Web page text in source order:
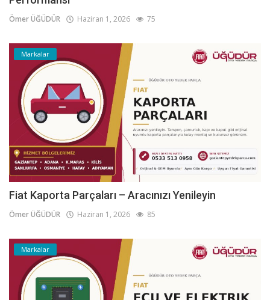
Ömer ÜĞÜDÜR Haziran 1, 2026 75
Markalar
Fiat Kaporta Parçaları – Aracınızı Yenileyin
Ömer ÜĞÜDÜR Haziran 1, 2026 85
Markalar